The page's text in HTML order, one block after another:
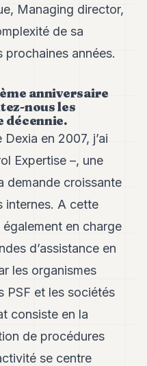
Managing director,
de sa
années.
anniversaire
nous les
décennie.
en 2007, j’ai
Expertise –, une
demande croissante
internes. A cette
en charge
d’assistance en
les organismes
PSF et les sociétés
consiste en la
de procédures
se centre